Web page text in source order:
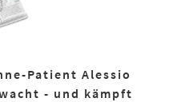
Patient Alessio
- und kämpft